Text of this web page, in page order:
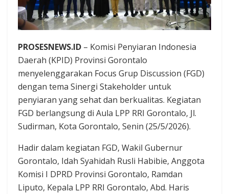
PROSESNEWS.ID – Komisi Penyiaran Indonesia
Daerah (KPID) Provinsi Gorontalo
menyelenggarakan Focus Grup Discussion (FGD)
dengan tema Sinergi Stakeholder untuk
penyiaran yang sehat dan berkualitas. Kegiatan
FGD berlangsung di Aula LPP RRI Gorontalo, Jl.
Sudirman, Kota Gorontalo, Senin (25/5/2026).
Hadir dalam kegiatan FGD, Wakil Gubernur
Gorontalo, Idah Syahidah Rusli Habibie, Anggota
Komisi I DPRD Provinsi Gorontalo, Ramdan
Liputo, Kepala LPP RRI Gorontalo, Abd. Haris